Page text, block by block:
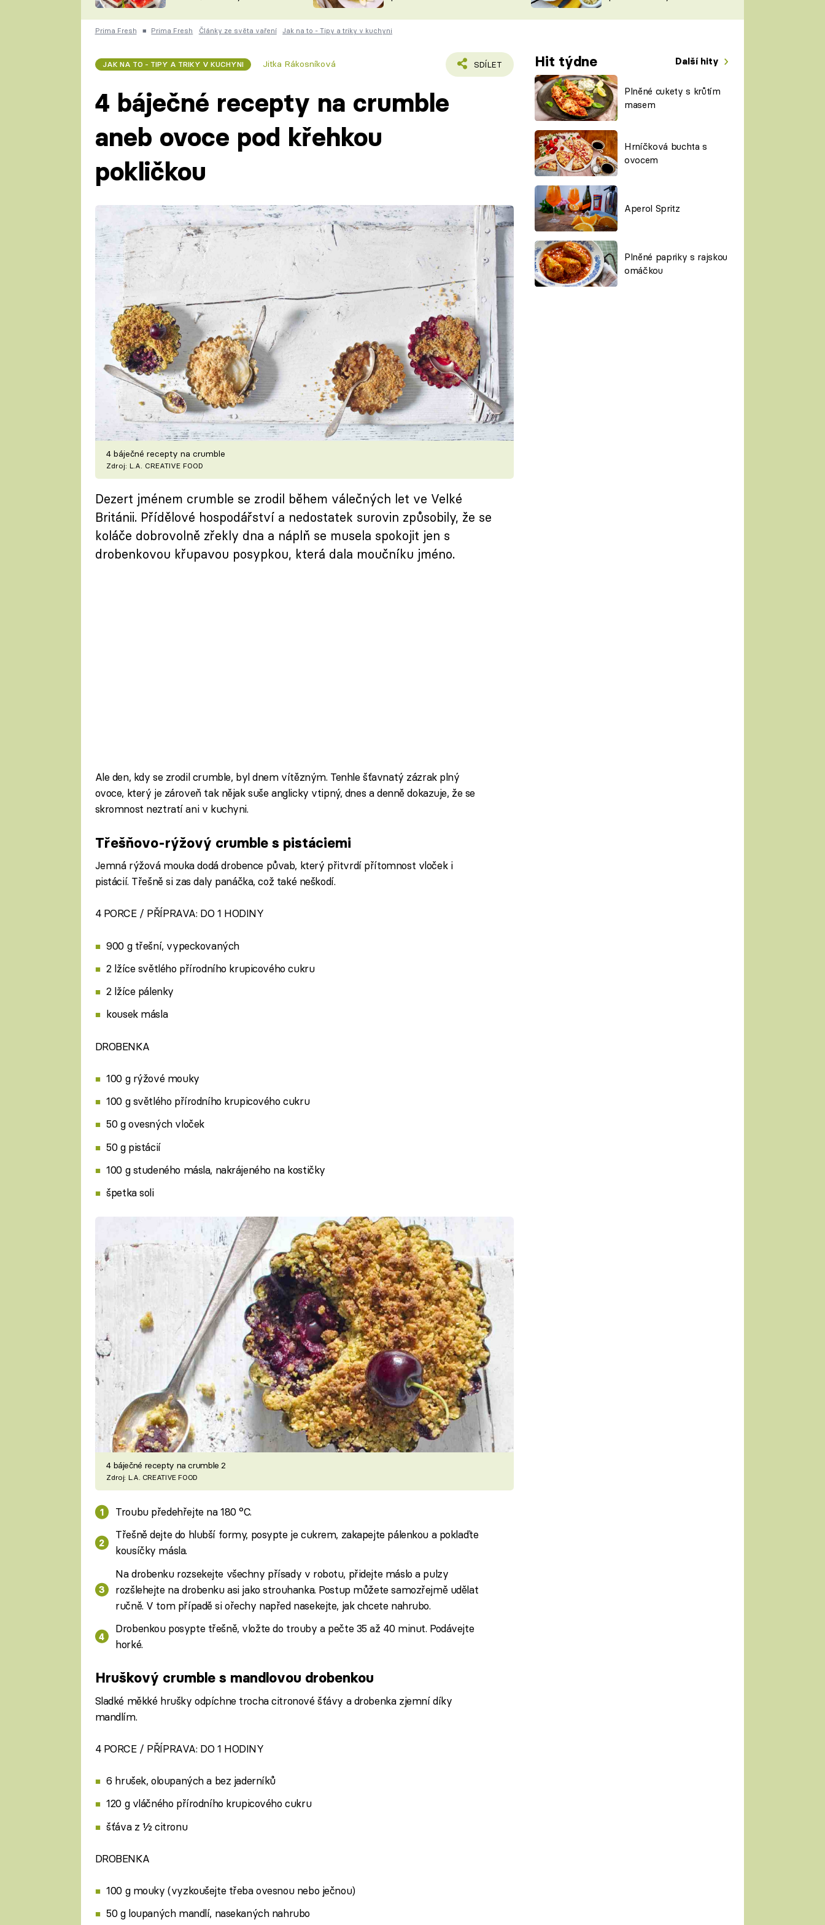
ČESKO NA TALÍŘI
DOMÁCÍ
KUCHAŘKA
VYCHYTÁVKY
ŠÉFREDAKTORKY
ČASOPIS
Prima Fresh ■ Prima Fresh Články ze světa vaření Jak na to - Tipy a triky v kuchyni
JAK NA TO - TIPY A TRIKY V KUCHYNI Jitka Rákosníková SDÍLET Hit týdne Další hity
Plněné cukety s krůtím
masem
Hrníčková buchta s
ovocem
Aperol Spritz
Plněné papriky s rajskou
omáčkou
4 báječné recepty na crumble
aneb ovoce pod křehkou
pokličkou
4 báječné recepty na crumble
Zdroj: L.A. CREATIVE FOOD
Dezert jménem crumble se zrodil během válečných let ve Velké
Británii. Přídělové hospodářství a nedostatek surovin způsobily, že se
koláče dobrovolně zřekly dna a náplň se musela spokojit jen s
drobenkovou křupavou posypkou, která dala moučníku jméno.
Ale den, kdy se zrodil crumble, byl dnem vítězným. Tenhle šťavnatý zázrak plný
ovoce, který je zároveň tak nějak suše anglicky vtipný, dnes a denně dokazuje, že se
skromnost neztratí ani v kuchyni.
Třešňovo-rýžový crumble s pistáciemi
Jemná rýžová mouka dodá drobence půvab, který přitvrdí přítomnost vloček i
pistácií. Třešně si zas daly panáčka, což také neškodí.
4 PORCE / PŘÍPRAVA: DO 1 HODINY
900 g třešní, vypeckovaných
2 lžíce světlého přírodního krupicového cukru
2 lžíce pálenky
kousek másla
DROBENKA
100 g rýžové mouky
100 g světlého přírodního krupicového cukru
50 g ovesných vloček
50 g pistácií
100 g studeného másla, nakrájeného na kostičky
špetka soli
4 báječné recepty na crumble 2
Zdroj: L.A. CREATIVE FOOD
Troubu předehřejte na 180 °C.
Třešně dejte do hlubší formy, posypte je cukrem, zakapejte pálenkou a poklaďte
kousíčky másla.
Na drobenku rozsekejte všechny přísady v robotu, přidejte máslo a pulzy
rozšlehejte na drobenku asi jako strouhanka. Postup můžete samozřejmě udělat
ručně. V tom případě si ořechy napřed nasekejte, jak chcete nahrubo.
Drobenkou posypte třešně, vložte do trouby a pečte 35 až 40 minut. Podávejte
horké.
Hruškový crumble s mandlovou drobenkou
Sladké měkké hrušky odpíchne trocha citronové šťávy a drobenka zjemní díky
mandlím.
4 PORCE / PŘÍPRAVA: DO 1 HODINY
6 hrušek, oloupaných a bez jaderníků
120 g vláčného přírodního krupicového cukru
šťáva z ½ citronu
DROBENKA
100 g mouky (vyzkoušejte třeba ovesnou nebo ječnou)
50 g loupaných mandlí, nasekaných nahrubo